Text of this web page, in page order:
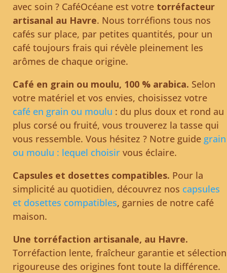
avec soin ? CaféOcéane est votre torréfacteur
artisanal au Havre. Nous torréfions tous nos
cafés sur place, par petites quantités, pour un
café toujours frais qui révèle pleinement les
arômes de chaque origine.
Café en grain ou moulu, 100 % arabica. Selon
votre matériel et vos envies, choisissez votre
café en grain ou moulu : du plus doux et rond au
plus corsé ou fruité, vous trouverez la tasse qui
vous ressemble. Vous hésitez ? Notre guide grain
ou moulu : lequel choisir vous éclaire.
Capsules et dosettes compatibles. Pour la
simplicité au quotidien, découvrez nos capsules
et dosettes compatibles, garnies de notre café
maison.
Une torréfaction artisanale, au Havre.
Torréfaction lente, fraîcheur garantie et sélection
rigoureuse des origines font toute la différence.